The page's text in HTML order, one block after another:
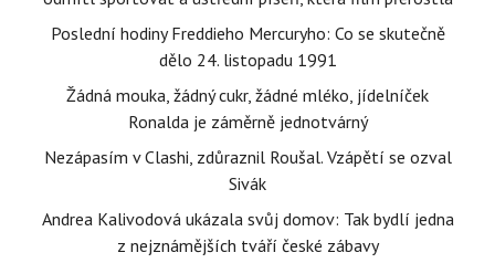
Poslední hodiny Freddieho Mercuryho: Co se skutečně
dělo 24. listopadu 1991
Žádná mouka, žádný cukr, žádné mléko, jídelníček
Ronalda je záměrně jednotvárný
Nezápasím v Clashi, zdůraznil Roušal. Vzápětí se ozval
Sivák
Andrea Kalivodová ukázala svůj domov: Tak bydlí jedna
z nejznámějších tváří české zábavy